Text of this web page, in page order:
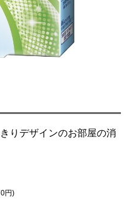
りデザインのお部屋の消
円)